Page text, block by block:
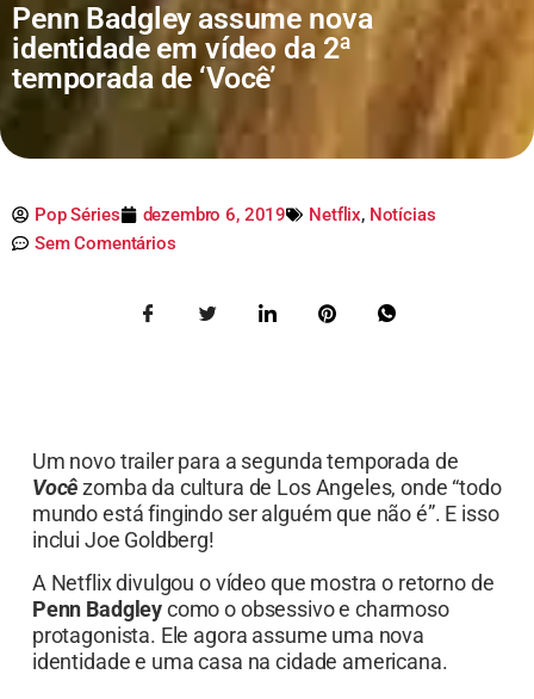
Penn Badgley assume nova
identidade em vídeo da 2ª
temporada de ‘Você’
Pop Séries dezembro 6, 2019 Netflix, Notícias
Sem Comentários
Um novo trailer para a segunda temporada de
Vocêzomba da cultura de Los Angeles, onde “todo
mundo está fingindo ser alguém que não é”. E isso
inclui Joe Goldberg!
A Netflix divulgou o vídeo que mostra o retorno de
Penn Badgleycomo o obsessivo e charmoso
protagonista. Ele agora assume uma nova
identidade e uma casa na cidade americana.